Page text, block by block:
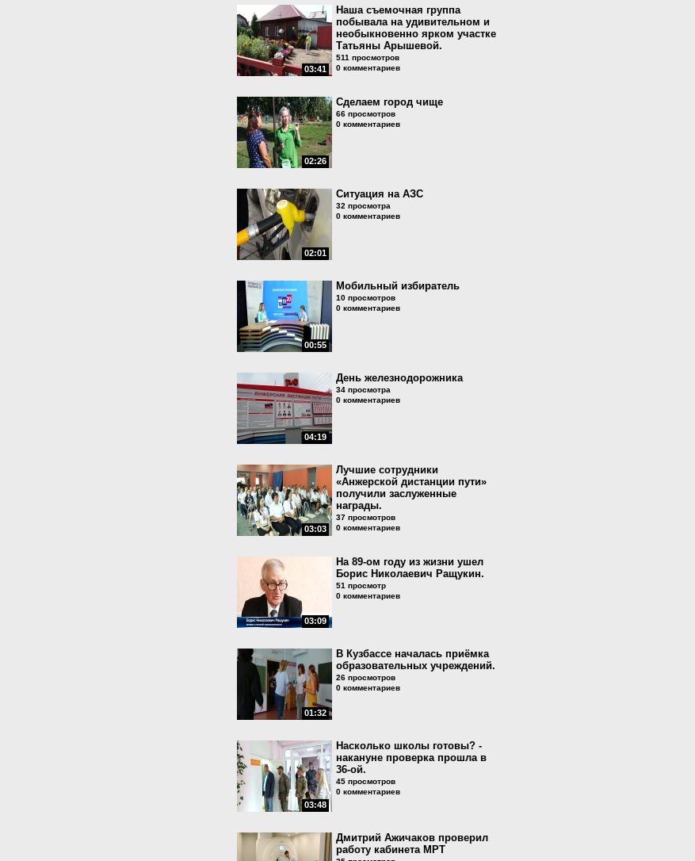
03:41
Наша съемочная группа
побывала на удивительном и
необыкновенно ярком участке
Татьяны Арышевой.
511 просмотров
0 комментариев
02:26
Сделаем город чище
66 просмотров
0 комментариев
02:01
Ситуация на АЗС
32 просмотра
0 комментариев
00:55
Мобильный избиратель
10 просмотров
0 комментариев
04:19
День железнодорожника
34 просмотра
0 комментариев
03:03
Лучшие сотрудники
«Анжерской дистанции пути»
получили заслуженные
награды.
37 просмотров
0 комментариев
03:09
На 89-ом году из жизни ушел
Борис Николаевич Ращукин.
51 просмотр
0 комментариев
01:32
В Кузбассе началась приёмка
образовательных учреждений.
26 просмотров
0 комментариев
03:48
Насколько школы готовы? -
накануне проверка прошла в
36-ой.
45 просмотров
0 комментариев
Дмитрий Ажичаков проверил
работу кабинета МРТ